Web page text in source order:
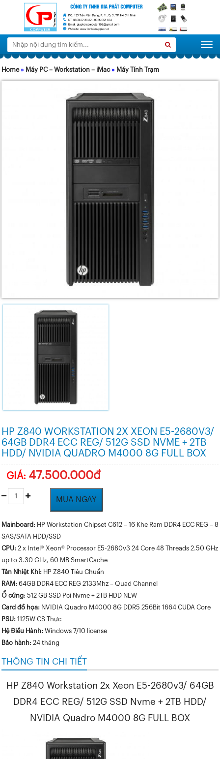
Tìm
kiếm:
Home» Máy PC – Workstation – iMac» Máy Tính Trạm
HP Z840 WORKSTATION 2X XEON E5-2680V3/
64GB DDR4 ECC REG/ 512G SSD NVME + 2TB
HDD/ NVIDIA QUADRO M4000 8G FULL BOX
GIÁ: 47.500.000đ
MUA NGAY
Mainboard: HP Workstation Chipset C612 – 16 Khe Ram DDR4 ECC REG – 8
SAS/SATA HDD/SSD
CPU: 2 x Intel® Xeon® Processor E5-2680v3 24 Core 48 Threads 2.50 GHz
up to 3.30 GHz, 60 MB SmartCache
Tản Nhiệt Khí: HP Z840 Tiêu Chuẩn
RAM: 64GB DDR4 ECC REG 2133Mhz – Quad Channel
Ổ cứng: 512 GB SSD Pci Nvme + 2TB HDD NEW
Card đồ họa: NVIDIA Quadro M4000 8G DDR5 256Bit 1664 CUDA Core
PSU: 1125W CS Thực
Hệ Điều Hành: Windows 7/10 license
Bảo hành: 24 tháng
THÔNG TIN CHI TIẾT
HP Z840 Workstation 2x Xeon E5-2680v3/ 64GB
DDR4 ECC REG/ 512G SSD Nvme + 2TB HDD/
NVIDIA Quadro M4000 8G FULL BOX